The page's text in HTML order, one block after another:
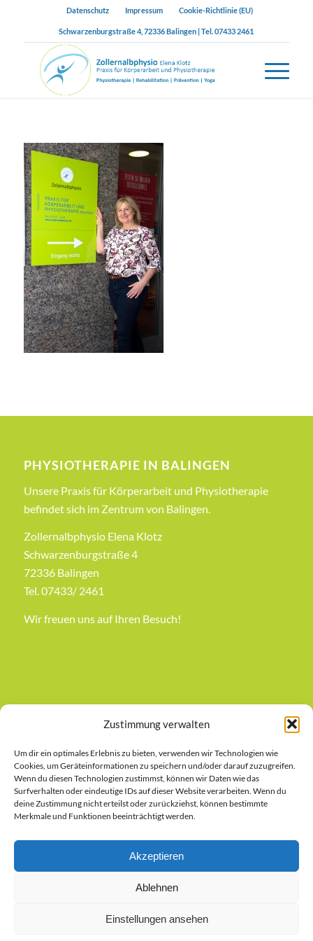
Zustimmung verwalten
Um dir ein optimales Erlebnis zu bieten, verwenden wir Technologien wie
Cookies, um Geräteinformationen zu speichern und/oder darauf zuzugreifen.
Wenn du diesen Technologien zustimmst, können wir Daten wie das
Surfverhalten oder eindeutige IDs auf dieser Website verarbeiten. Wenn du
deine Zustimmung nicht erteilst oder zurückziehst, können bestimmte
Merkmale und Funktionen beeinträchtigt werden.
Akzeptieren
Ablehnen
Einstellungen ansehen
Datenschutz Impressum Cookie-Richtlinie (EU)
Schwarzenburgstraße 4, 72336 Balingen | Tel. 07433 2461
PHYSIOTHERAPIE IN BALINGEN
Unsere Praxis für Körperarbeit und Physiotherapie
befindet sich im Zentrum von Balingen.
Zollernalbphysio Elena Klotz
Schwarzenburgstraße 4
72336 Balingen
Tel. 07433/ 2461
Wir freuen uns auf Ihren Besuch!
OpenStreetMap
anzeigenHier klicken, um den Inhalt von OpenStreetMap
anzuzeigen.
Erfahre mehr in derDatenschutzerklärung von
OpenStreetMap.
Inhalt von OpenStreetMap immer anzeigen